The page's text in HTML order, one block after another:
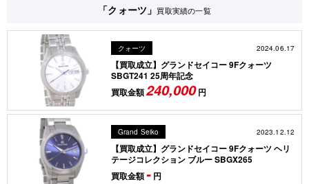
「クォーツ」 買取実績の一覧
クォーツ 2024.06.17
【買取成立】グランドセイコー 9Fクォーツ
SBGT241 25周年記念
買取金額240,000円
Grand Seiko 2023.12.12
【買取成立】グランドセイコー 9Fクォーツ ヘリ
テージコレクション ブルー SBGX265
買取金額- 円